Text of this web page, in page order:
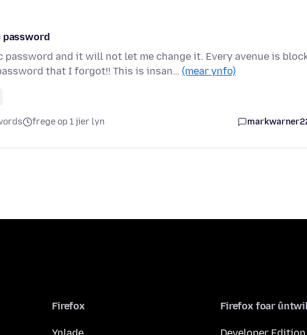
password
password and it will not let me change it. Every avenue is
that I forgot!! This is insan… (mear ynfo)
frege op 1 jier lyn
Firefox Firefox foar